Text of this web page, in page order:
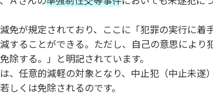
免が規定されており、ここに「犯罪の実行に着
することができる。ただし、自己の意思により
除する。」と明記されています。
、任意的減軽の対象となり、中止犯（中止未遂
しくは免除されるのです。